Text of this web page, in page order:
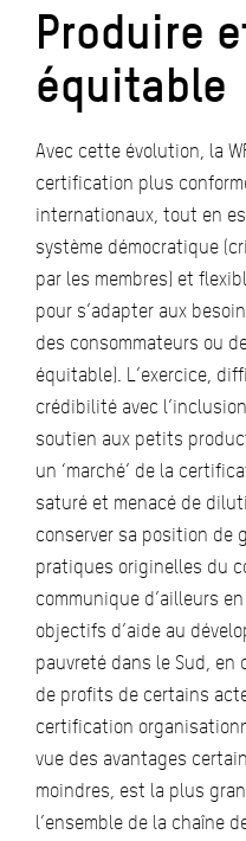
Produire
équitable
Avec cette évolution, la
certification plus
internationaux, tout en
système démocratique
par les membres) et
pour s’adapter aux
des consommateurs ou
équitable). L’exercice,
crédibilité avec
soutien aux petits
un ‘marché’ de la
saturé et menacé de
conserver sa position de
pratiques originelles du
communique d’ailleurs
objectifs d’aide au
pauvreté dans le Sud, en
de profits de certains
certification
vue des avantages
moindres, est la plus
l’ensemble de la chaîne